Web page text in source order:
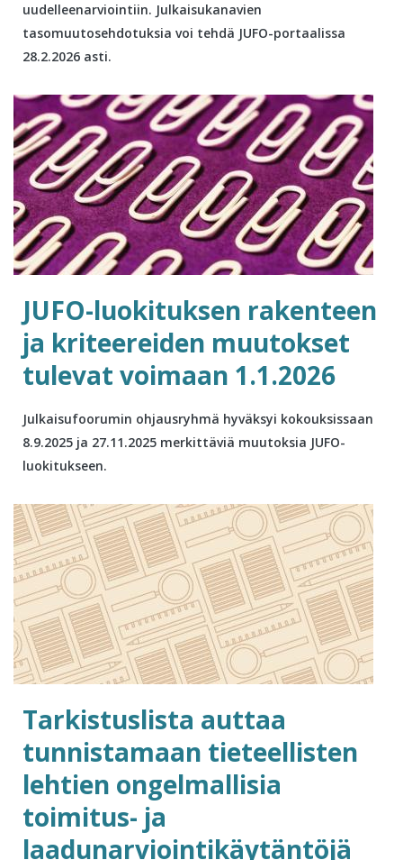
uudelleenarviointiin. Julkaisukanavien
tasomuutosehdotuksia voi tehdä JUFO-portaalissa
28.2.2026 asti.
JUFO-luokituksen rakenteen
ja kriteereiden muutokset
tulevat voimaan 1.1.2026
Julkaisufoorumin ohjausryhmä hyväksyi kokouksissaan
8.9.2025 ja 27.11.2025 merkittäviä muutoksia JUFO-
luokitukseen.
Tarkistuslista auttaa
tunnistamaan tieteellisten
lehtien ongelmallisia
toimitus- ja
laadunarviointikäytäntöjä